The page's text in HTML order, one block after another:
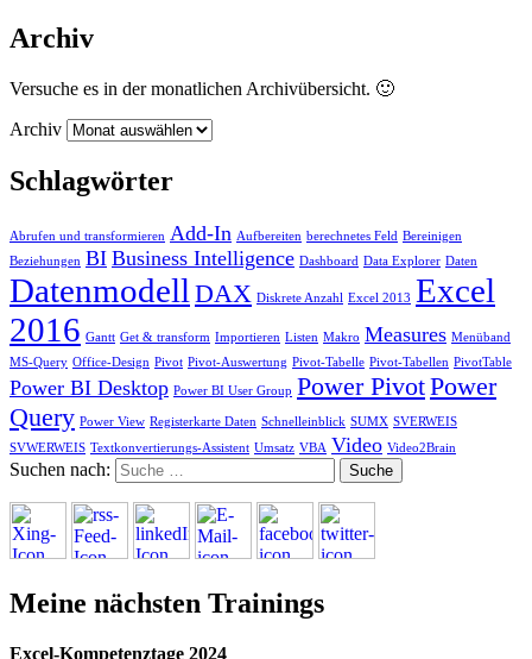
Archiv
Versuche es in der monatlichen Archivübersicht. 🙂
Archiv
Schlagwörter
Abrufen und transformieren Add-In Aufbereiten berechnetes Feld Bereinigen
Beziehungen BI Business Intelligence Dashboard Data Explorer Daten
Datenmodell DAX Diskrete Anzahl Excel 2013 Excel
2016 Gantt Get & transform Importieren Listen Makro Measures Menüband
MS-Query Office-Design Pivot Pivot-Auswertung Pivot-Tabelle Pivot-Tabellen PivotTable
Power BI Desktop Power BI User Group Power PivotPower
Query Power View Registerkarte Daten Schnelleinblick SUMX SVERWEIS
SVWERWEIS Textkonvertierungs-Assistent Umsatz VBA Video Video2Brain
Suchen nach:
Meine nächsten Trainings
Excel-Kompetenztage 2024